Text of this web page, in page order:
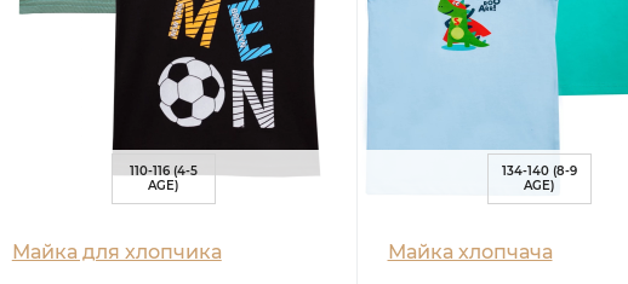
110-116 (4-5
AGE)
Майка для хлопчика
134-140 (8-9
AGE)
Майка хлопчача